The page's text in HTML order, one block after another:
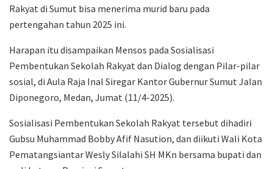
Rakyat di Sumut bisa menerima murid baru pada
pertengahan tahun 2025 ini.
Harapan itu disampaikan Mensos pada Sosialisasi
Pembentukan Sekolah Rakyat dan Dialog dengan Pilar-pilar
sosial, di Aula Raja Inal Siregar Kantor Gubernur Sumut Jalan
Diponegoro, Medan, Jumat (11/4-2025).
Sosialisasi Pembentukan Sekolah Rakyat tersebut dihadiri
Gubsu Muhammad Bobby Afif Nasution, dan diikuti Wali Kota
Pematangsiantar Wesly Silalahi SH MKn bersama bupati dan